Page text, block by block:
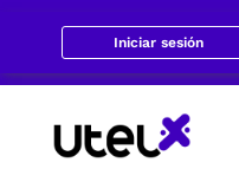
Iniciar sesión